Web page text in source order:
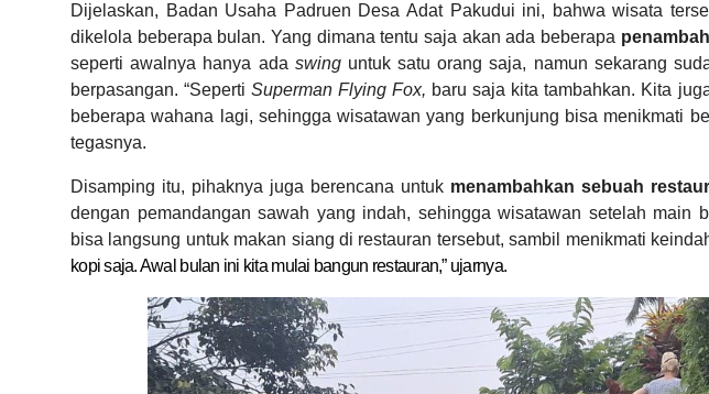
Dijelaskan, Badan Usaha Padruen Desa Adat Pakudui ini, bahwa wisata
dikelola beberapa bulan. Yang dimana tentu saja akan ada beberapa
seperti awalnya hanya ada swing untuk satu orang saja, namun sekarang
berpasangan. “SepertiSuperman Flying Fox, baru saja kita tambahkan. Kita
beberapa wahana lagi, sehingga wisatawan yang berkunjung bisa menikmati
tegasnya.
Disamping itu, pihaknya juga berencana untuk menambahkan sebuah
dengan pemandangan sawah yang indah, sehingga wisatawan setelah main
bisa langsung untuk makan siang di restauran tersebut, sambil menikmati
kopi saja. Awal bulan ini kita mulai bangun restauran,” ujarnya.